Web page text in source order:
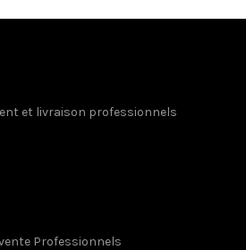
et livraison professionnels
Professionnels